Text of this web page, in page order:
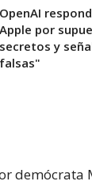
OpenAI
Apple por
secretos y
falsas"
demócrata